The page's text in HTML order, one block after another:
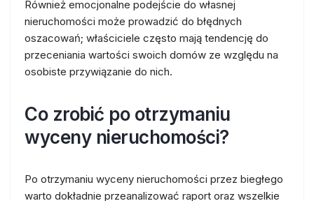
Również emocjonalne podejście do własnej
nieruchomości może prowadzić do błędnych
oszacowań; właściciele często mają tendencję do
przeceniania wartości swoich domów ze względu na
osobiste przywiązanie do nich.
Co zrobić po otrzymaniu
wyceny nieruchomości?
Po otrzymaniu wyceny nieruchomości przez biegłego
warto dokładnie przeanalizować raport oraz wszelkie